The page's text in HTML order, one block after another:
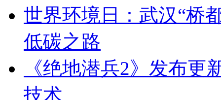
世界环境日：武汉“桥
低碳之路
《绝地潜兵2》发布更
技术